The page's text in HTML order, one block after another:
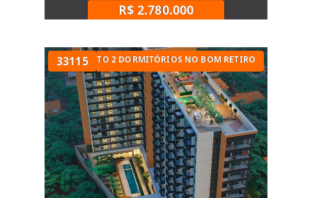
R$ 2.780.000
33115
APARTAMENTO 2 DORMITÓRIOS NO BOM RETIRO